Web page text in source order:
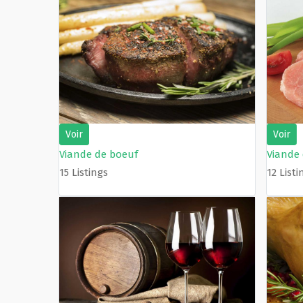
Voir
Viande de boeuf
15 Listings
Voir
Viande
12